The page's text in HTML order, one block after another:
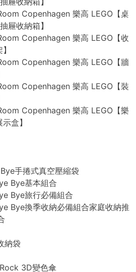
Copenhagen 樂高 LEGO【桌
屜收納箱】
Copenhagen 樂高 LEGO【收
Copenhagen 樂高 LEGO【牆
Copenhagen 樂高 LEGO【裝
Copenhagen 樂高 LEGO【樂
盒】
手捲式真空壓縮袋
Bye基本組合
Bye旅行必備組合
Bye換季收納必備組合家庭收納推
納袋
3D變色傘